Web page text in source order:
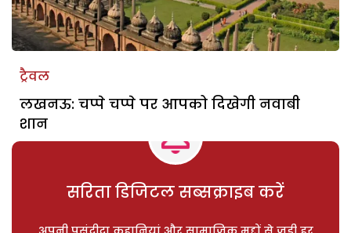
ट्रैवल
लखनऊ: चप्पे चप्पे पर आपको दिखेगी नवाबी
शान
सरिता डिजिटल सब्सक्राइब करें